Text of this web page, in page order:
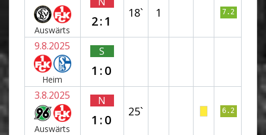
Auswärts
2:1
18` 1 7.2
9.8.2025
Heim
S
1:0
3.8.2025
Auswärts
N
1:0
25` 6.2